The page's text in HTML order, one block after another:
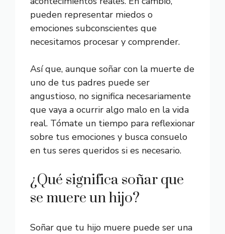
pueden representar miedos o
emociones subconscientes que
necesitamos procesar y comprender.
Así que, aunque soñar con la muerte de
uno de tus padres puede ser
angustioso, no significa necesariamente
que vaya a ocurrir algo malo en la vida
real. Tómate un tiempo para reflexionar
sobre tus emociones y busca consuelo
en tus seres queridos si es necesario.
¿Qué significa soñar que
se muere un hijo?
Soñar que tu hijo muere puede ser una